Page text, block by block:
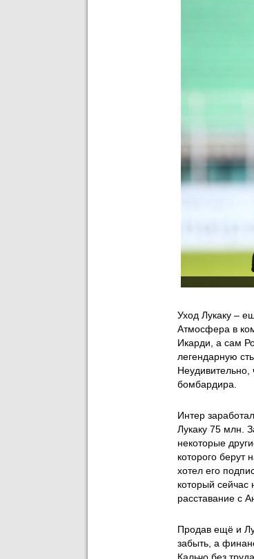
Уход Лукаку –
Атмосфера в
Икарди, а сам
легендарную
Неудивительно,
бомбардира.
Интер
Лукаку 75 млн.
некоторые
которого
хотел его
который сейчас
расставание с
Продав ещё и
забыть, а